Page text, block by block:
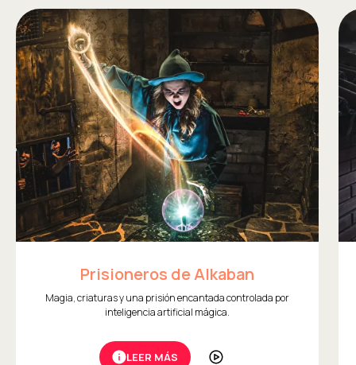
Prisioneros de Alkaban
Magia, criaturas y una prisión encantada controlada por
inteligencia artificial mágica.
LEER MÁS